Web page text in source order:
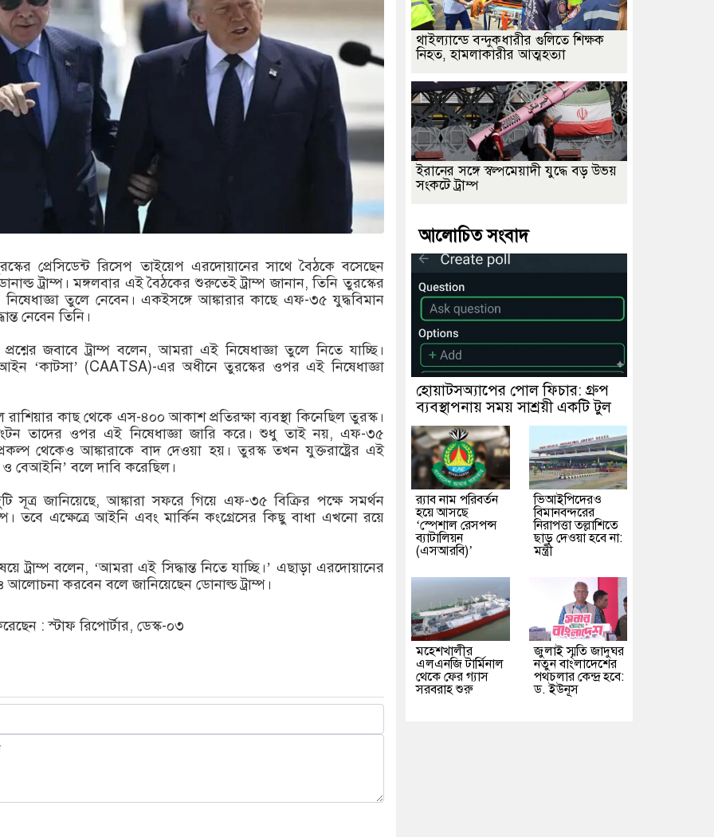
প্রেসিডেন্ট রিসেপ তাইয়েপ এরদোয়ানের সাথে বৈঠকে বসেছেন
ট্রাম্প। মঙ্গলবার এই বৈঠকের শুরুতেই ট্রাম্প জানান, তিনি তুরস্কের
তুলে নেবেন। একইসঙ্গে আঙ্কারার কাছে এফ-৩৫ যুদ্ধবিমান
নেবেন তিনি।
জবাবে ট্রাম্প বলেন, আমরা এই নিষেধাজ্ঞা তুলে নিতে যাচ্ছি।
আইন ‘কাটসা’ (CAATSA)-এর অধীনে তুরস্কের ওপর এই নিষেধাজ্ঞা
রাশিয়ার কাছ থেকে এস-৪০০ আকাশ প্রতিরক্ষা ব্যবস্থা কিনেছিল তুরস্ক।
তাদের ওপর এই নিষেধাজ্ঞা জারি করে। শুধু তাই নয়, এফ-৩৫
থেকেও আঙ্কারাকে বাদ দেওয়া হয়। তুরস্ক তখন যুক্তরাষ্ট্রের এই
বেআইনি’ বলে দাবি করেছিল।
সূত্র জানিয়েছে, আঙ্কারা সফরে গিয়ে এফ-৩৫ বিক্রির পক্ষে সমর্থন
তবে এক্ষেত্রে আইনি এবং মার্কিন কংগ্রেসের কিছু বাধা এখনো রয়ে
ট্রাম্প বলেন, ‘আমরা এই সিদ্ধান্ত নিতে যাচ্ছি।’ এছাড়া এরদোয়ানের
আলোচনা করবেন বলে জানিয়েছেন ডোনাল্ড ট্রাম্প।
: স্টাফ রিপোর্টার, ডেস্ক-০৩
থাইল্যান্ডে বন্দুকধারীর গুলিতে শিক্ষক
নিহত, হামলাকারীর আত্মহত্যা
ইরানের সঙ্গে স্বল্পমেয়াদী যুদ্ধে বড় উভয়
সংকটে ট্রাম্প
আলোচিত সংবাদ
হোয়াটসঅ্যাপের পোল ফিচার: গ্রুপ
ব্যবস্থাপনায় সময় সাশ্রয়ী একটি টুল
র‌্যাব নাম পরিবর্তন
হয়ে আসছে
‘স্পেশাল রেসপন্স
ব্যাটালিয়ন
(এসআরবি)’
ভিআইপিদেরও
বিমানবন্দরের
নিরাপত্তা তল্লাশিতে
ছাড় দেওয়া হবে না:
মন্ত্রী
মহেশখালীর
এলএনজি টার্মিনাল
থেকে ফের গ্যাস
সরবরাহ শুরু
জুলাই স্মৃতি জাদুঘর
নতুন বাংলাদেশের
পথচলার কেন্দ্র হবে:
ড. ইউনূস